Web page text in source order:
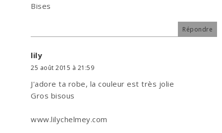
Bises
Répondre
lily
25 août 2015 à 21:59
J'adore ta robe, la couleur est très jolie
Gros bisous
www.lilychelmey.com